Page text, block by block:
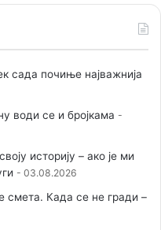
сада почиње најважнија
води се и бројкама
историју – ако је ми
03.08.2026
смета. Када се не гради –